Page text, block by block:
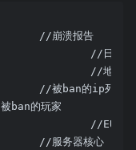
├─crash-reports 		//崩溃报告
├─logs
├─world 				//地
├─banned-ips.json		//被ban的ip列表
players.json	//被ban的玩家
├─eula.txt				//
├─server.jar			//服务器核心